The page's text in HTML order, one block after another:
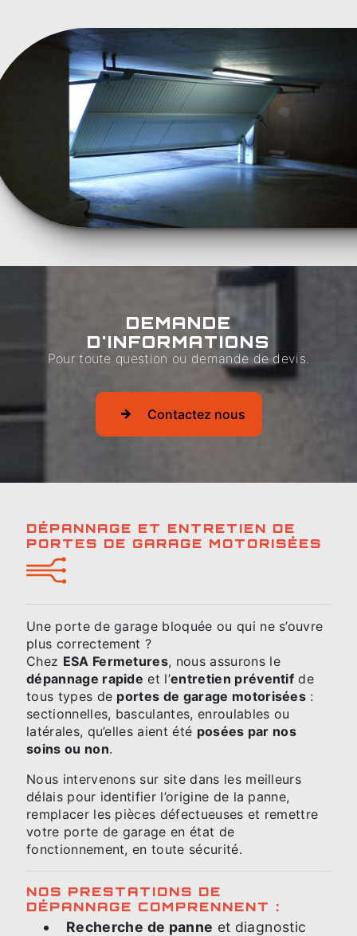
DEMANDE
D'INFORMATIONS
Pour toute question ou demande de devis.
Contactez nous
DÉPANNAGE ET ENTRETIEN DE
PORTES DE GARAGE MOTORISÉES
Une porte de garage bloquée ou qui ne s’ouvre
plus correctement ?
Chez ESA Fermetures, nous assurons le
dépannage rapide et l’entretien préventif de
tous types de portes de garage motorisées :
sectionnelles, basculantes, enroulables ou
latérales, qu’elles aient été posées par nos
soins ou non.
Nous intervenons sur site dans les meilleurs
délais pour identifier l’origine de la panne,
remplacer les pièces défectueuses et remettre
votre porte de garage en état de
fonctionnement, en toute sécurité.
NOS PRESTATIONS DE
DÉPANNAGE COMPRENNENT :
Recherche de panne et diagnostic